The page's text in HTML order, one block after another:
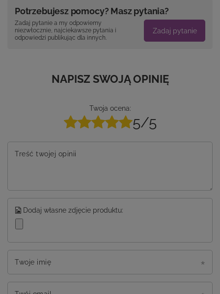
Potrzebujesz pomocy? Masz pytania?
Zadaj pytanie a my odpowiemy
niezwłocznie, najciekawsze pytania i
odpowiedzi publikując dla innych.
Zadaj pytanie
NAPISZ SWOJĄ OPINIĘ
Twoja ocena:
5/5
Treść twojej opinii
Dodaj własne zdjęcie produktu:
Twoje imię